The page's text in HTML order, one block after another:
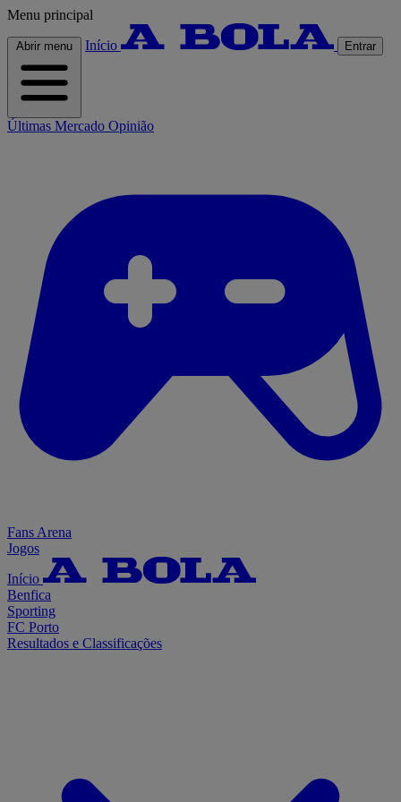
Menu principal
Abrir menu Início Entrar
Últimas Mercado Opinião
Fans Arena
Jogos
Início
Benfica
Sporting
FC Porto
Resultados e Classificações